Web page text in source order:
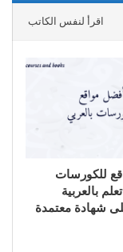
اقرأ لنفس الكاتب
للكورسات
بالعربية
شهادة معتمدة